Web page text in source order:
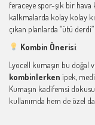
feraceye spor-şık bir
kalkmalarda kolay kolay
çıkan planlarda “ütü
Kombin Önerisi:
Lyocell kumaşın bu
kombinlerken ipek,
Kumaşın kadifemsi
kullanımda hem de özel